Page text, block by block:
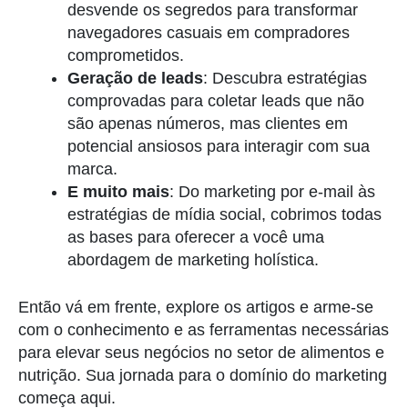
desvende os segredos para transformar
navegadores casuais em compradores
comprometidos.
Geração de leads: Descubra estratégias
comprovadas para coletar leads que não
são apenas números, mas clientes em
potencial ansiosos para interagir com sua
marca.
E muito mais: Do marketing por e-mail às
estratégias de mídia social, cobrimos todas
as bases para oferecer a você uma
abordagem de marketing holística.
Então vá em frente, explore os artigos e arme-se
com o conhecimento e as ferramentas necessárias
para elevar seus negócios no setor de alimentos e
nutrição. Sua jornada para o domínio do marketing
começa aqui.